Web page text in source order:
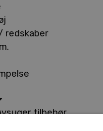
redskaber
tilbehør